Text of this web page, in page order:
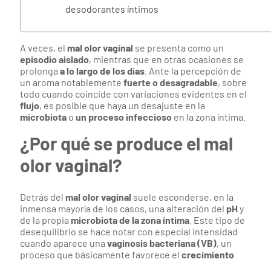
desodorantes íntimos
A veces, el mal olor vaginal se presenta como un
episodio aislado, mientras que en otras ocasiones se
prolonga a lo largo de los días . Ante la percepción de
un aroma notablemente fuerte o desagradable, sobre
todo cuando coincide con variaciones evidentes en el
flujo, es posible que haya un desajuste en la
microbiota o un proceso infeccioso en la zona íntima.
¿Por qué se produce el mal
olor vaginal?
Detrás del mal olor vaginal suele esconderse, en la
inmensa mayoría de los casos, una alteración del pHy
de la propia microbiota de la zona íntima . Este tipo de
desequilibrio se hace notar con especial intensidad
cuando aparece una vaginosis bacteriana (VB), un
proceso que básicamente favorece el crecimiento